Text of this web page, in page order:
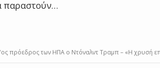
παραστούν…
πρόεδρος των ΗΠΑ ο Ντόναλντ Τραμπ – «Η χρυσή